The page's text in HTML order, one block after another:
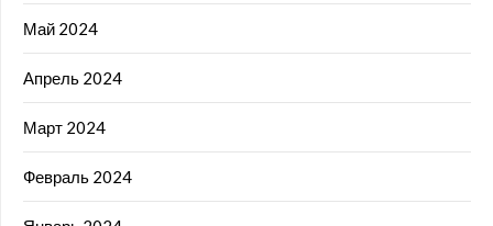
Май 2024
Апрель 2024
Март 2024
Февраль 2024